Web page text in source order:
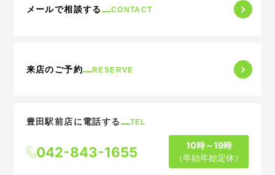
メールで相談する CONTACT
来店のご予約 RESERVE
豊田駅前店に電話する TEL
042-843-1655
10時～19時
（年始年始定休）